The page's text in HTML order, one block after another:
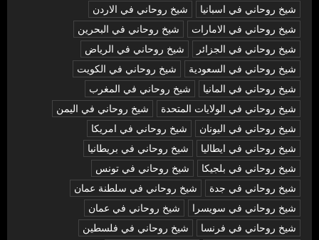
شيخ روحاني في اسبانيا
شيخ روحاني في الاردن
شيخ روحاني في الامارات
شيخ روحاني في البحرين
شيخ روحاني في الجزائر
شيخ روحاني في الرياض
شيخ روحاني في السعودية
شيخ روحاني في الكويت
شيخ روحاني في المانيا
شيخ روحاني في المغرب
شيخ روحاني في الولايات المتحدة
شيخ روحاني في اليمن
شيخ روحاني في اليونان
شيخ روحاني في امريكا
شيخ روحاني في ايطاليا
شيخ روحاني في بريطانيا
شيخ روحاني في بلجيكا
شيخ روحاني في تونس
شيخ روحاني في جدة
شيخ روحاني في سلطنة عمان
شيخ روحاني في سويسرا
شيخ روحاني في عمان
شيخ روحاني في فرنسا
شيخ روحاني في فلسطين